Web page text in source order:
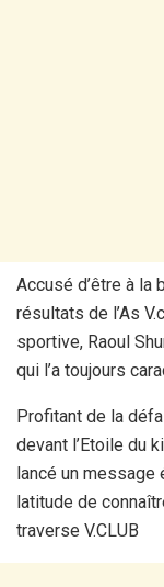
Accusé d’être à la
résultats de l’As
sportive, Raoul
qui l’a toujours
Profitant de la
devant l’Etoile du
lancé un
latitude de
traverse V.CLUB